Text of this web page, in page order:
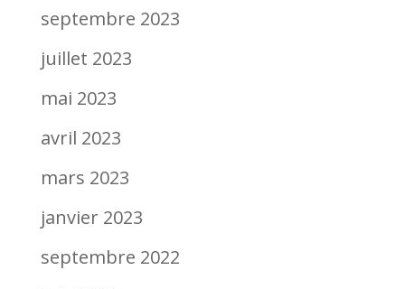
septembre 2023
juillet 2023
mai 2023
avril 2023
mars 2023
janvier 2023
septembre 2022